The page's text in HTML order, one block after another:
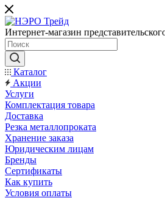
Интернет-магазин
Каталог
Акции
Услуги
Комплектация товара
Доставка
Резка металлопроката
Хранение заказа
Юридическим лицам
Бренды
Сертификаты
Как купить
Условия оплаты